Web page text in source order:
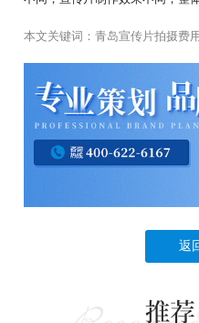
本文关键词：青岛宣传片拍摄费用
返